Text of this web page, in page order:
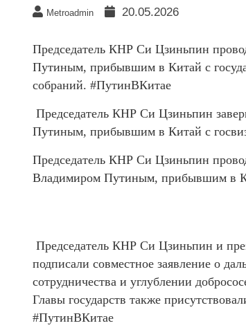
Metroadmin 20.05.2026
Председатель КНР Си Цзиньпин
Путиным, прибывшим в Китай с
собраний. #ПутинВКитае
Председатель КНР Си Цзиньпин
Путиным, прибывшим в Китай с
Председатель КНР Си Цзиньпин
Владимиром Путиным, прибывшим в
Председатель КНР Си Цзиньпин и
подписали совместное заявление о
сотрудничества и углублении
Главы государств также
#ПутинВКитае